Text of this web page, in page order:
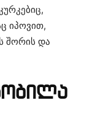
იპოვით,
შორის და